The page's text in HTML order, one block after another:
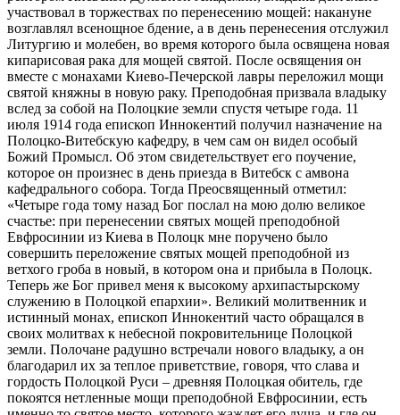
участвовал в торжествах по перенесению мощей: накануне
возглавлял всенощное бдение, а в день перенесения отслужил
Литургию и молебен, во время которого была освящена новая
кипарисовая рака для мощей святой. После освящения он
вместе с монахами Киево-Печерской лавры переложил мощи
святой княжны в новую раку. Преподобная призвала владыку
вслед за собой на Полоцкие земли спустя четыре года. 11
июля 1914 года епископ Иннокентий получил назначение на
Полоцко-Витебскую кафедру, в чем сам он видел особый
Божий Промысл. Об этом свидетельствует его поучение,
которое он произнес в день приезда в Витебск с амвона
кафедрального собора. Тогда Преосвященный отметил:
«Четыре года тому назад Бог послал на мою долю великое
счастье: при перенесении святых мощей преподобной
Евфросинии из Киева в Полоцк мне поручено было
совершить переложение святых мощей преподобной из
ветхого гроба в новый, в котором она и прибыла в Полоцк.
Теперь же Бог привел меня к высокому архипастырскому
служению в Полоцкой епархии». Великий молитвенник и
истинный монах, епископ Иннокентий часто обращался в
своих молитвах к небесной покровительнице Полоцкой
земли. Полочане радушно встречали нового владыку, а он
благодарил их за теплое приветствие, говоря, что слава и
гордость Полоцкой Руси – древняя Полоцкая обитель, где
покоятся нетленные мощи преподобной Евфросинии, есть